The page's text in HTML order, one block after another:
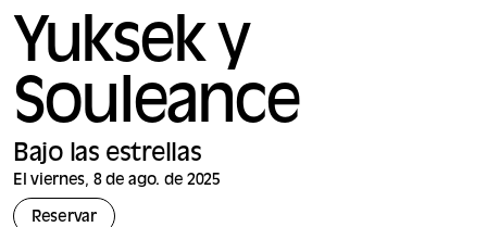
Yuksek y
Souleance
Bajo las estrellas
El viernes, 8 de ago. de 2025
Reservar